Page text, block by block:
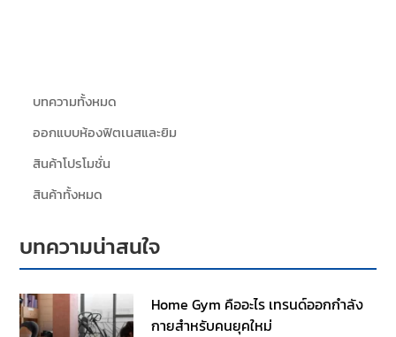
บทความทั้งหมด
ออกแบบห้องฟิตเนสและยิม
สินค้าโปรโมชั่น
สินค้าทั้งหมด
บทความน่าสนใจ
Home Gym คืออะไร เทรนด์ออกกำลัง
กายสำหรับคนยุคใหม่